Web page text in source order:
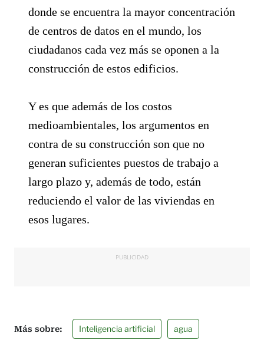
donde se encuentra la mayor concentración
de centros de datos en el mundo, los
ciudadanos cada vez más se oponen a la
construcción de estos edificios.
Y es que además de los costos
medioambientales, los argumentos en
contra de su construcción son que no
generan suficientes puestos de trabajo a
largo plazo y, además de todo, están
reduciendo el valor de las viviendas en
esos lugares.
PUBLICIDAD
Inteligencia artificial agua